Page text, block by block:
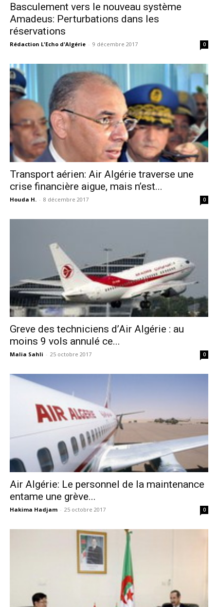
Basculement vers le nouveau système
Amadeus: Perturbations dans les
réservations
Rédaction L'Echo d'Algérie - 9 décembre 2017 0
Transport aérien: Air Algérie traverse une
crise financière aigue, mais n’est...
Houda H. - 8 décembre 2017 0
Greve des techniciens d’Air Algérie : au
moins 9 vols annulé ce...
Malia Sahli - 25 octobre 2017 0
Air Algérie: Le personnel de la maintenance
entame une grève...
Hakima Hadjam - 25 octobre 2017 0